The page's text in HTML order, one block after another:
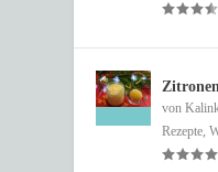
von
Rezepte,